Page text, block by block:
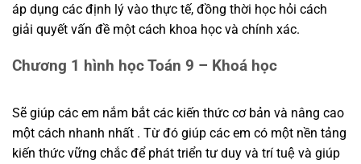
áp dụng các định lý vào thực tế, đồng thời học hỏi cách
giải quyết vấn đề một cách khoa học và chính xác.
Chương 1 hình học Toán 9 – Khoá học
Sẽ giúp các em nắm bắt các kiến thức cơ bản và nâng cao
một cách nhanh nhất . Từ đó giúp các em có một nền tảng
kiến thức vững chắc để phát triển tư duy và trí tuệ và giúp